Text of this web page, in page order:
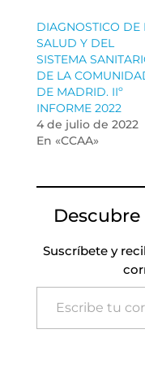
DIAGNOSTICO DE
SALUD Y DEL
SISTEMA
DE LA
DE MADRID. IIº
INFORME 2022
4 de julio de 2022
En «CCAA»
Descubre
Suscríbete y
Escribe tu correo electrónico…